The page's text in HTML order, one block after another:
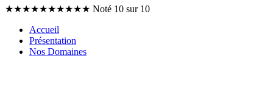
★★★★★★★★★★ Noté 10 sur 10
Accueil
Présentation
Nos Domaines